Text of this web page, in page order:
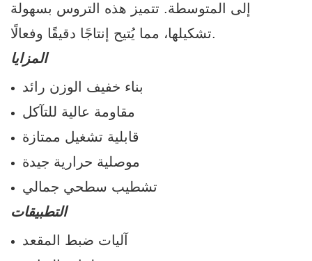
إلى المتوسطة. تتميز هذه التروس بسهولة
تشكيلها، مما يُتيح إنتاجًا دقيقًا وفعالًا.
المزايا
بناء خفيف الوزن رائد
مقاومة عالية للتآكل
قابلية تشغيل ممتازة
موصلية حرارية جيدة
تشطيب سطحي جمالي
التطبيقات
آليات ضبط المقعد